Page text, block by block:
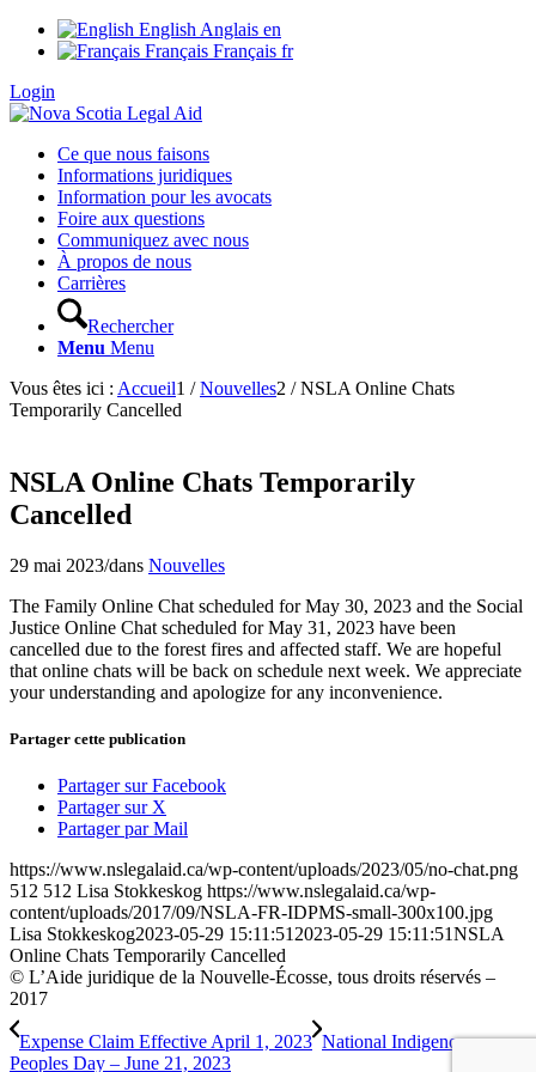
English Anglais en
Français Français fr
Login
Ce que nous faisons
Informations juridiques
Information pour les avocats
Foire aux questions
Communiquez avec nous
À propos de nous
Carrières
Rechercher
Menu Menu
Vous êtes ici : Accueil1 / Nouvelles2 / NSLA Online Chats
Temporarily Cancelled
NSLA Online Chats Temporarily
Cancelled
29 mai 2023/dans Nouvelles
The Family Online Chat scheduled for May 30, 2023 and the Social
Justice Online Chat scheduled for May 31, 2023 have been
cancelled due to the forest fires and affected staff. We are hopeful
that online chats will be back on schedule next week. We appreciate
your understanding and apologize for any inconvenience.
Partager cette publication
Partager sur Facebook
Partager sur X
Partager par Mail
https://www.nslegalaid.ca/wp-content/uploads/2023/05/no-chat.png
512 512 Lisa Stokkeskog https://www.nslegalaid.ca/wp-
content/uploads/2017/09/NSLA-FR-IDPMS-small-300x100.jpg
Lisa Stokkeskog2023-05-29 15:11:51 2023-05-29 15:11:51NSLA
Online Chats Temporarily Cancelled
© L’Aide juridique de la Nouvelle-Écosse, tous droits réservés –
2017
Expense Claim Effective April 1, 2023 National Indigenous
Peoples Day – June 21, 2023